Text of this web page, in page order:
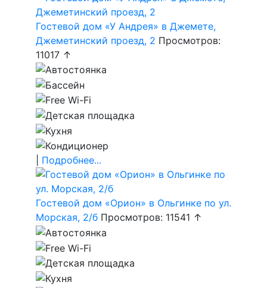
Гостевой дом «У Андрея» в Джемете,
Джеметинский проезд, 2 Просмотров:
11017 ↑
Подробнее...
Гостевой дом «Орион» в Ольгинке по ул.
Морская, 2/б Просмотров: 11541 ↑